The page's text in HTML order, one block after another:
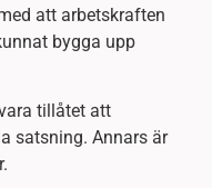
att arbetskraften
bygga upp
tillåtet att
satsning. Annars är